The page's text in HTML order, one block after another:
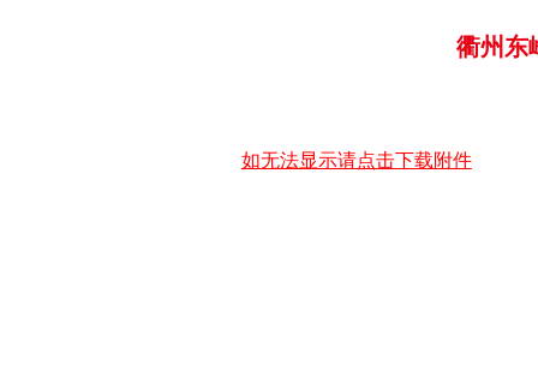
衢州东
如无法显示请点击下载附件